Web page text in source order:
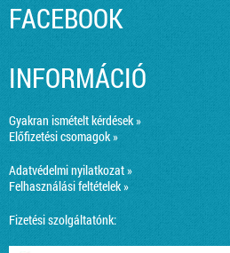
FACEBOOK
INFORMÁCIÓ
Gyakran ismételt kérdések »
Előfizetési csomagok »
Adatvédelmi nyilatkozat »
Felhasználási feltételek »
Fizetési szolgáltatónk: